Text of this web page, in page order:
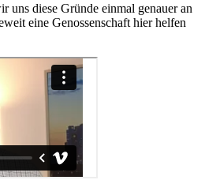
uns diese Gründe einmal genauer an
eine Genossenschaft hier helfen